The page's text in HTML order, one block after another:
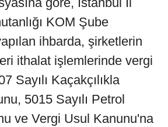
KOM Şube
ihbarda, şirketlerin
ithalat işlemlerinde vergi
Sayılı Kaçakçılıkla
5015 Sayılı Petrol
ve Vergi Usul Kanunu'na